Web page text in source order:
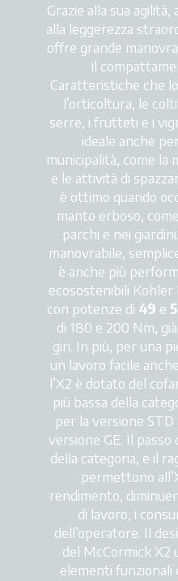
Grazie alla sua
alla leggerezza
offre grande
il
Caratteristiche che
l’orticoltura, le
serre, i frutteti e i
ideale anche
municipalità, come la
e le attività di
è ottimo quando
manto erboso,
parchi e nei
manovrabile,
è anche più
ecosostenibili Kohler
con potenze di 49 e
di 180 e 200 Nm,
giri. In più, per una
un lavoro facile
l’X2 è dotato del
più bassa della
per la versione STD
versione GE. Il passo
della categoria, e il
permettono
rendimento,
di lavoro, i
dell’operatore. Il
del McCormick
elementi